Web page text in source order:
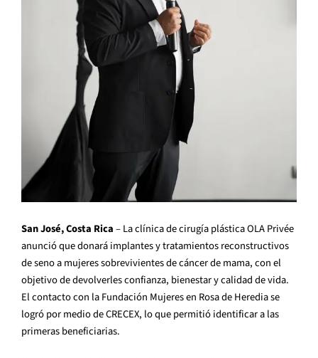
San José, Costa Rica– La clínica de cirugía plástica OLA Privée
anunció que donará implantes y tratamientos reconstructivos
de seno a mujeres sobrevivientes de cáncer de mama, con el
objetivo de devolverles confianza, bienestar y calidad de vida.
El contacto con la Fundación Mujeres en Rosa de Heredia se
logró por medio de CRECEX, lo que permitió identificar a las
primeras beneficiarias.